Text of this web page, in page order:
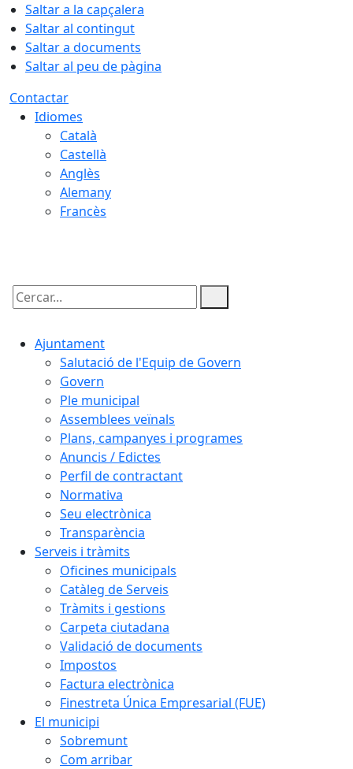
Saltar a la capçalera
Saltar al contingut
Saltar a documents
Saltar al peu de pàgina
Contactar
Idiomes
Català
Castellà
Anglès
Alemany
Francès
Cercar:
Ajuntament
Salutació de l'Equip de Govern
Govern
Ple municipal
Assemblees veïnals
Plans, campanyes i programes
Anuncis / Edictes
Perfil de contractant
Normativa
Seu electrònica
Transparència
Serveis i tràmits
Oficines municipals
Catàleg de Serveis
Tràmits i gestions
Carpeta ciutadana
Validació de documents
Impostos
Factura electrònica
Finestreta Única Empresarial (FUE)
El municipi
Sobremunt
Com arribar